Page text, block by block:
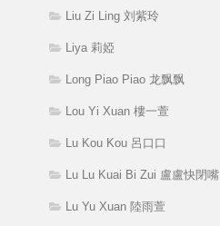
Liu Zi Ling 刘紫玲
Liya 莉婭
Long Piao Piao 龙飘飘
Lou Yi Xuan 樓一萱
Lu Kou Kou 呂口口
Lu Lu Kuai Bi Zui 盧盧快閉嘴
Lu Yu Xuan 陸雨萱